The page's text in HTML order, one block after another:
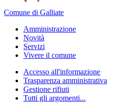
Comune di Galliate
Amministrazione
Novità
Servizi
Vivere il comune
Accesso all'informazione
Trasparenza amministrativa
Gestione rifiuti
Tutti gli argomenti...